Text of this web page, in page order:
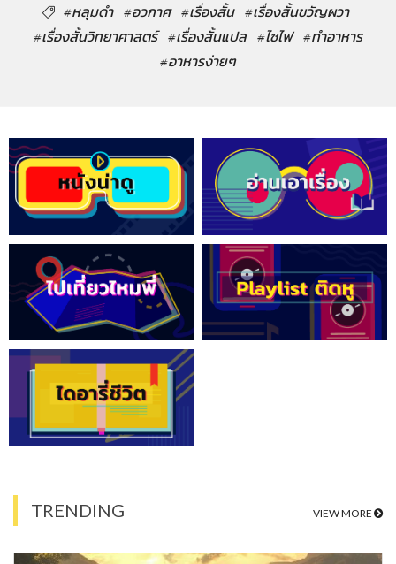
#หลุมดำ #อวกาศ #เรื่องสั้น #เรื่องสั้นขวัญผวา
#เรื่องสั้นวิทยาศาสตร์ #เรื่องสั้นแปล #ไซไฟ #ทำอาหาร
#อาหารง่ายๆ
TRENDING VIEW MORE